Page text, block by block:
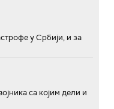
у Србији, и за
са којим дели и